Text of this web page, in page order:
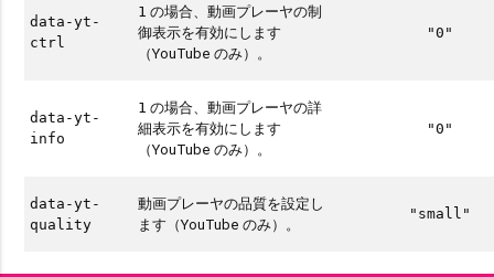
data-yt-
ctrl
1 の場合、動画プレーヤの制
御表示を有効にします
（YouTube のみ）。
"0"
data-yt-
info
1 の場合、動画プレーヤの詳
細表示を有効にします
（YouTube のみ）。
"0"
data-yt-
quality
動画プレーヤの品質を設定し
ます（YouTube のみ）。
"small"